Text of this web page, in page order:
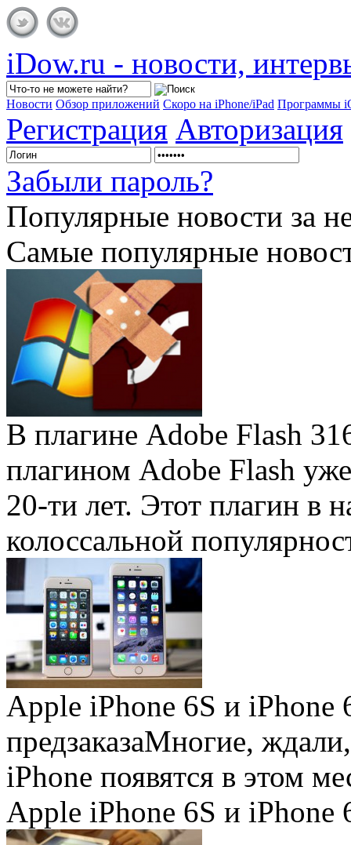
iDow.ru - новости,
Новости Обзор приложений Скоро на iPhone/iPad Программы
Регистрация Авторизация
Забыли пароль?
Популярные новости за
Самые популярные
В плагине Adobe Flash
плагином Adobe Flash
20-ти лет. Этот плагин в
колоссальной
Apple iPhone 6S и iPhone
предзаказаМногие, ждали,
iPhone появятся в этом
Apple iPhone 6S и iPhone